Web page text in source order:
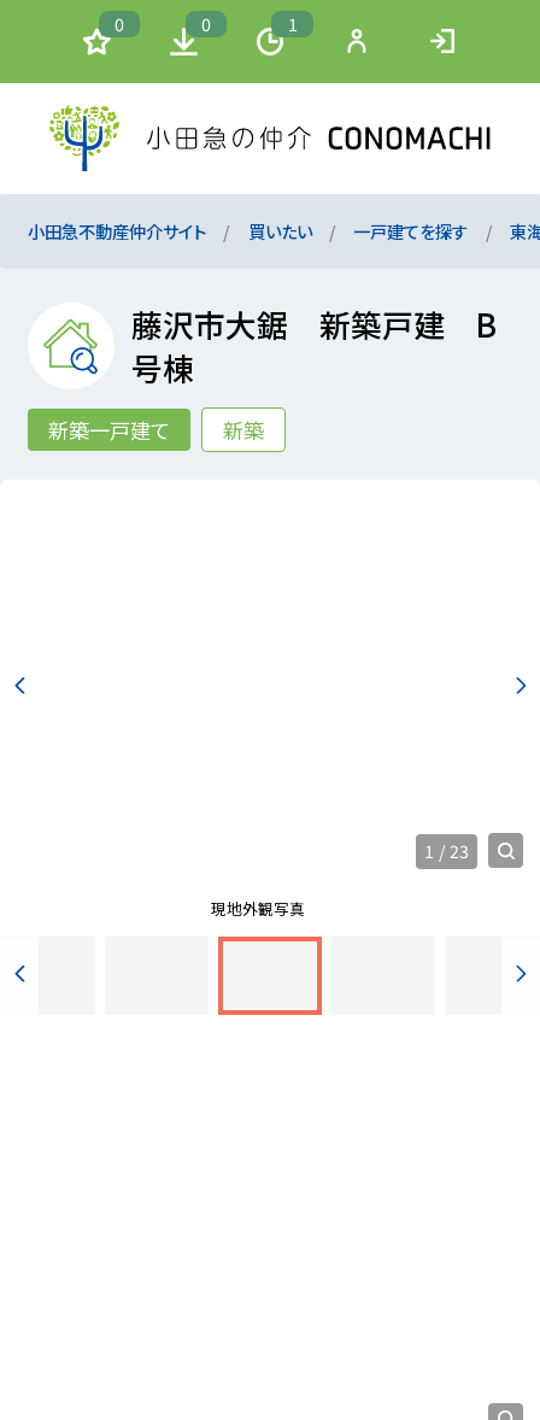
0 0 1
小田急不動産仲介サイト 買いたい 一戸建てを探す 東
藤沢市大鋸 新築戸建 B
号棟
新築一戸建て 新築
現地外観写真
1 /23